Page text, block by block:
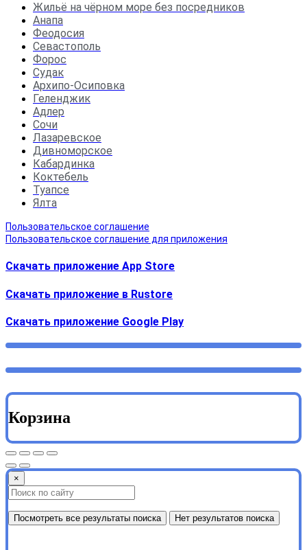
Жильё на чёрном море без посредников
Анапа
Феодосия
Севастополь
Форос
Судак
Архипо-Осиповка
Геленджик
Адлер
Сочи
Лазаревское
Дивноморское
Кабардинка
Коктебель
Туапсе
Ялта
Пользовательское соглашение
Пользовательское соглашение для приложения
Скачать приложение App Store
Скачать приложение в Rustore
Cкачать приложение Google Play
Корзина
×
Посмотреть все результаты поиска Нет результатов поиска